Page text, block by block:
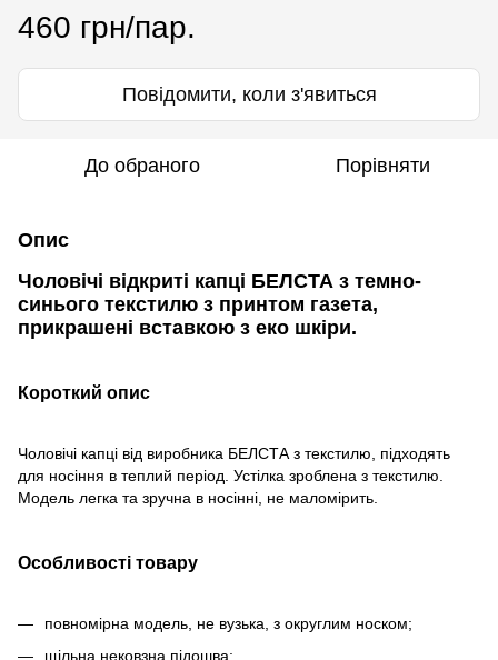
460 грн/пар.
Повідомити, коли з'явиться
До обраного Порівняти
Опис
Чоловічі відкриті капці БЕЛСТА з темно-
синього текстилю з принтом газета,
прикрашені вставкою з еко шкіри.
Короткий опис
Чоловічі капці від виробника БЕЛСТА з текстилю, підходять
для носіння в теплий період. Устілка зроблена з текстилю.
Модель легка та зручна в носінні, не маломірить.
Особливості товару
повномірна модель, не вузька, з округлим носком;
щільна нековзна підошва;